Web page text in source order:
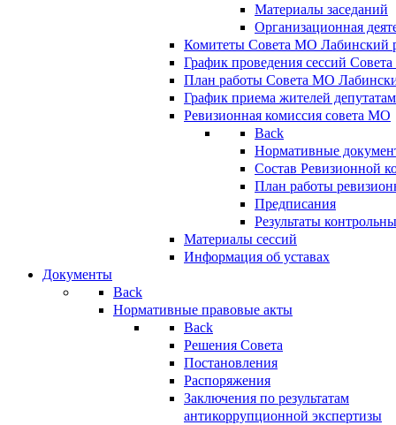
Материалы заседаний
Организационная
Комитеты Совета МО Лабинский
График проведения сессий
План работы Совета МО
График приема жителей
Ревизионная комиссия совета МО
Back
Нормативные
Состав Ревизионной
План работы
Предписания
Результаты
Материалы сессий
Информация об уставах
Документы
Back
Нормативные правовые акты
Back
Решения Совета
Постановления
Распоряжения
Заключения по результатам
антикоррупционной экспертизы